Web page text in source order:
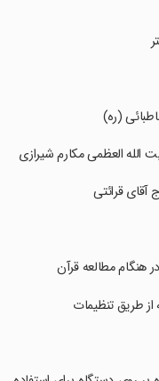
الله العظمی مکارم شیرازی
قرائتی
مطالعه قرآن
از طریق تنظیمات